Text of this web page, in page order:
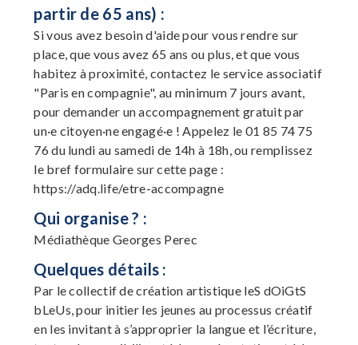
partir de 65 ans) :
Si vous avez besoin d'aide pour vous rendre sur
place, que vous avez 65 ans ou plus, et que vous
habitez à proximité, contactez le service associatif
"Paris en compagnie", au minimum 7 jours avant,
pour demander un accompagnement gratuit par
un·e citoyen·ne engagé·e ! Appelez le 01 85 74 75
76 du lundi au samedi de 14h à 18h, ou remplissez
le bref formulaire sur cette page :
https://adq.life/etre-accompagne
Qui organise ? :
Médiathèque Georges Perec
Quelques détails :
Par le collectif de création artistique leS dOiGtS
bLeUs, pour initier les jeunes au processus créatif
en les invitant à s’approprier la langue et l’écriture,